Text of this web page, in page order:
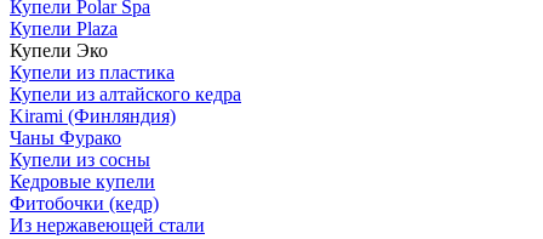
Купели Polar Spa
Купели Plaza
Купели Эко
Купели из пластика
Купели из алтайского кедра
Kirami (Финляндия)
Чаны Фурако
Купели из сосны
Кедровые купели
Фитобочки (кедр)
Из нержавеющей стали